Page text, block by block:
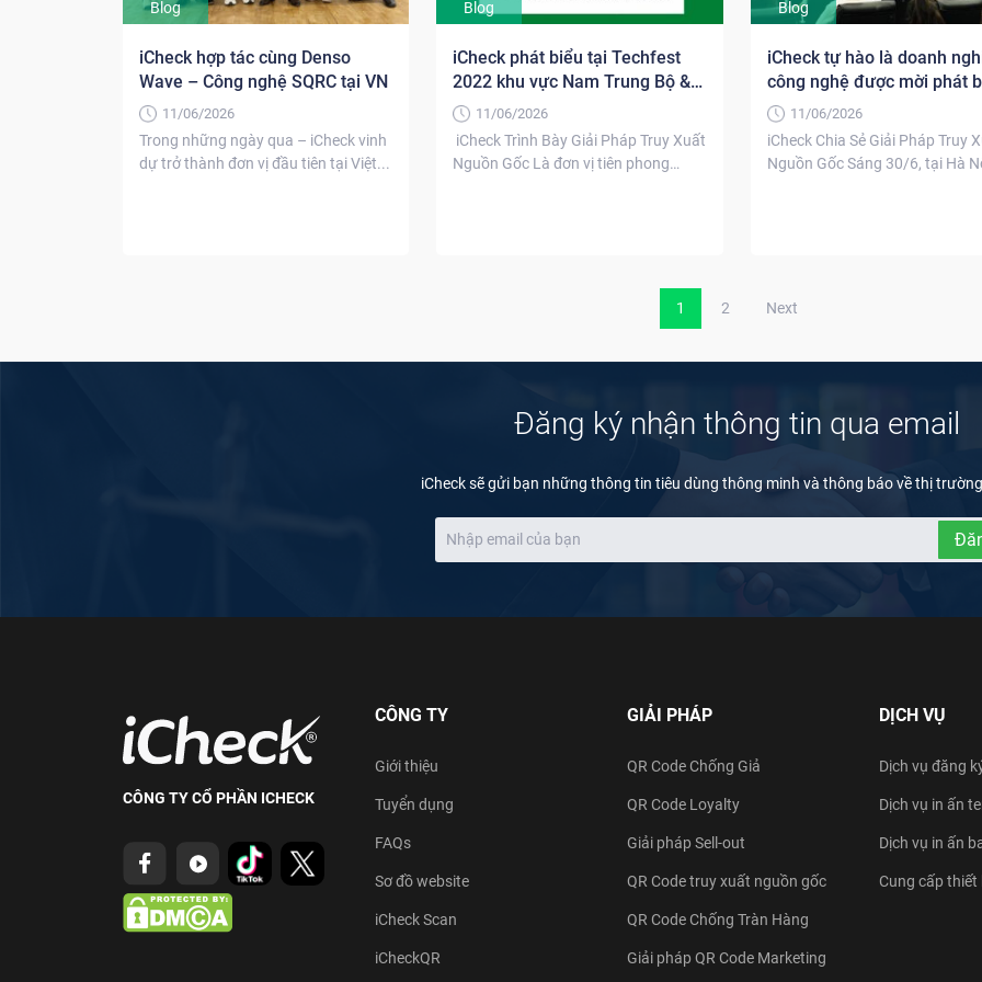
Blog
iCheck hợp tác cùng Denso
Wave – Công nghệ SQRC tại VN
11/06/2026
Trong những ngày qua – iCheck vinh
dự trở thành đơn vị đầu tiên tại Việt...
Blog
iCheck phát biểu tại Techfest
2022 khu vực Nam Trung Bộ &
Tây Nguyên
11/06/2026
iCheck Trình Bày Giải Pháp Truy Xuất
Nguồn Gốc Là đơn vị tiên phong
Blog
iCheck tự hào là doanh
công nghệ được mời phát
tại hội nghị của bộ Công
Thương
11/06/2026
iCheck Chia Sẻ Giải Pháp Truy
Nguồn Gốc Sáng 30/6, tại Hà
1 2 Next
Đăng ký nhận thông tin qua email
iCheck sẽ gửi bạn những thông tin tiêu dùng thông minh và thông báo về thị
CÔNG TY CỔ PHẦN ICHECK
CÔNG TY
Giới thiệu
Tuyển dụng
FAQs
Sơ đồ website
iCheck Scan
iCheckQR
GIẢI PHÁP
QR Code Chống Giả
QR Code Loyalty
Giải pháp Sell-out
QR Code truy xuất nguồn gốc
QR Code Chống Tràn Hàng
Giải pháp QR Code Marketing
DỊCH VỤ
Dịch vụ đăng
Dịch vụ in ấn
Dịch vụ in ấn
Cung cấp